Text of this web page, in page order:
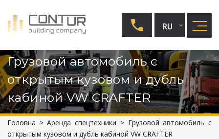
UA
EN
RU
Грузовой автомобиль с
открытым кузовом и дубль
кабиной VW CRAFTER
Головна >Аренда спецтехники > Грузовой автомобиль с
открытым кузовом и дубль кабиной VW CRAFTER